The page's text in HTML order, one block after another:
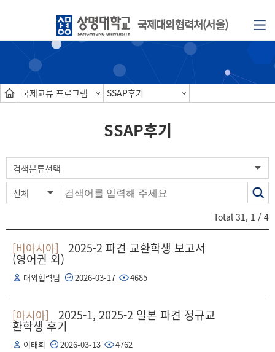
국제대외협력처(서울)
국제교류 프로그램 SSAP후기
SSAP후기
검색분류선택
전체
Total 31, 1 / 4
[비아시아] 2025-2 파견 교환학생 보고서
(영어권 외)
대외협력팀 2026-03-17 4685
[아시아] 2025-1, 2025-2 일본 파견 정규교
환학생 후기
이태희 2026-03-13 4762